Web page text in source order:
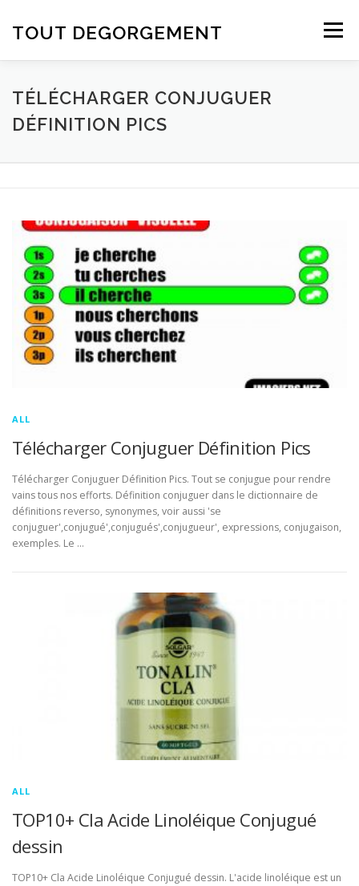
TOUT DEGORGEMENT Menu
TÉLÉCHARGER CONJUGUER
DÉFINITION PICS
ALL
Télécharger Conjuguer Définition Pics
Télécharger Conjuguer Définition Pics. Tout se conjugue pour rendre
vains tous nos efforts. Définition conjuguer dans le dictionnaire de
définitions reverso, synonymes, voir aussi 'se
conjuguer',conjugué',conjugués',conjugueur', expressions, conjugaison,
exemples. Le …
ALL
TOP10+ Cla Acide Linoléique Conjugué
dessin
TOP10+ Cla Acide Linoléique Conjugué dessin. L'acide linoléique est un